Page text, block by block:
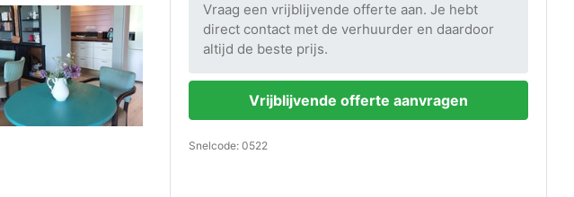
Vraag een vrijblijvende offerte aan. Je hebt
direct contact met de verhuurder en daardoor
altijd de beste prijs.
Vrijblijvende offerte aanvragen
Snelcode: 0522